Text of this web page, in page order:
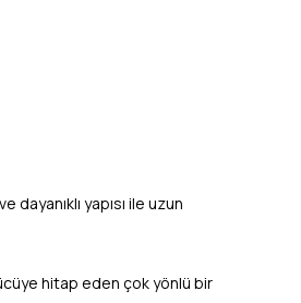
yapısı ile uzun
hitap eden çok yönlü bir